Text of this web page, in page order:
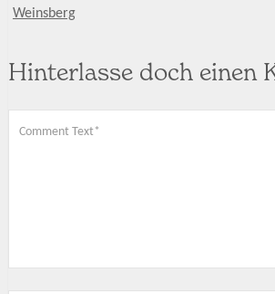
Weinsberg
Hinterlasse doch einen